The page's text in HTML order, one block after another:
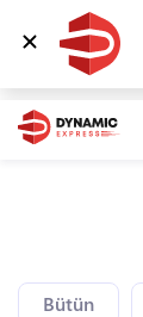
Bütün